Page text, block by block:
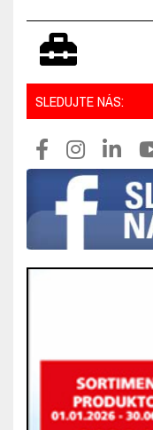
SLEDUJTE NÁS: